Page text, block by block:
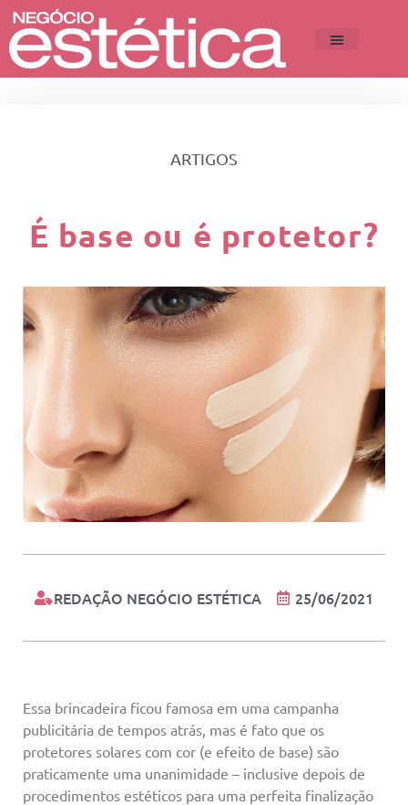
ARTIGOS
É base ou é protetor?
REDAÇÃO NEGÓCIO ESTÉTICA 25/06/2021
Essa brincadeira ficou famosa em uma campanha
publicitária de tempos atrás, mas é fato que os
protetores solares com cor (e efeito de base) são
praticamente uma unanimidade – inclusive depois de
procedimentos estéticos para uma perfeita finalização